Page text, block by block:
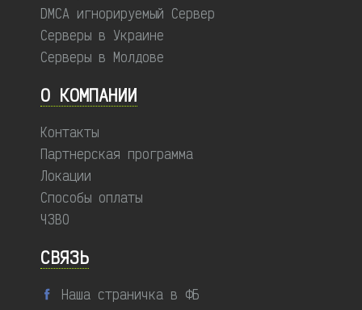
DMCA игнорируемый Сервер
Серверы в Украине
Серверы в Молдове
О КОМПАНИИ
Контакты
Партнерская программа
Локации
Способы оплаты
ЧЗВО
СВЯЗЬ
Наша страничка в ФБ